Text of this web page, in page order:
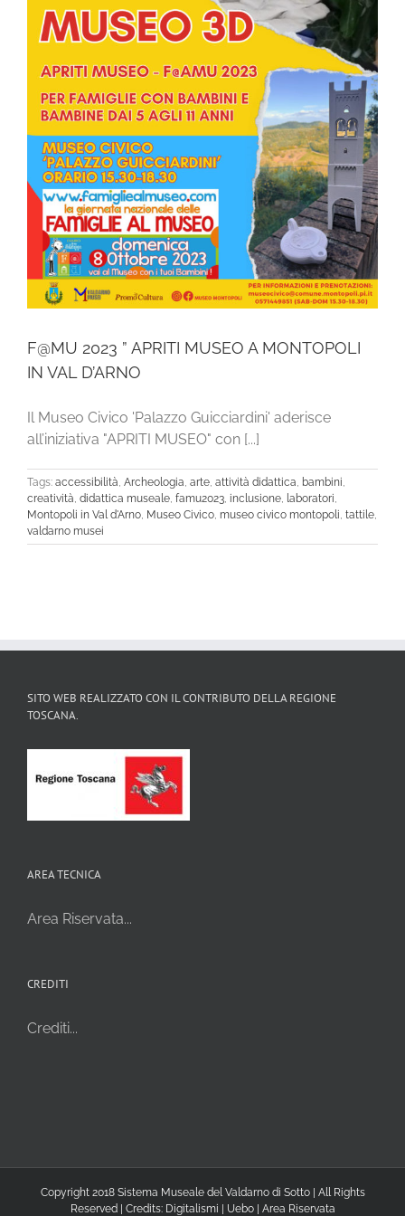
F@MU 2023 ” APRITI MUSEO A MONTOPOLI
IN VAL D’ARNO
Il Museo Civico 'Palazzo Guicciardini' aderisce
all’iniziativa "APRITI MUSEO" con [...]
Tags: accessibilità, Archeologia, arte, attività didattica, bambini,
creatività, didattica museale, famu2023, inclusione, laboratori,
Montopoli in Val d'Arno, Museo Civico, museo civico montopoli, tattile,
valdarno musei
SITO WEB REALIZZATO CON IL CONTRIBUTO DELLA REGIONE
TOSCANA.
AREA TECNICA
Area Riservata...
CREDITI
Crediti...
Copyright 2018 Sistema Museale del Valdarno di Sotto | All Rights
Reserved | Credits: Digitalismi Uebo| Area Riservata